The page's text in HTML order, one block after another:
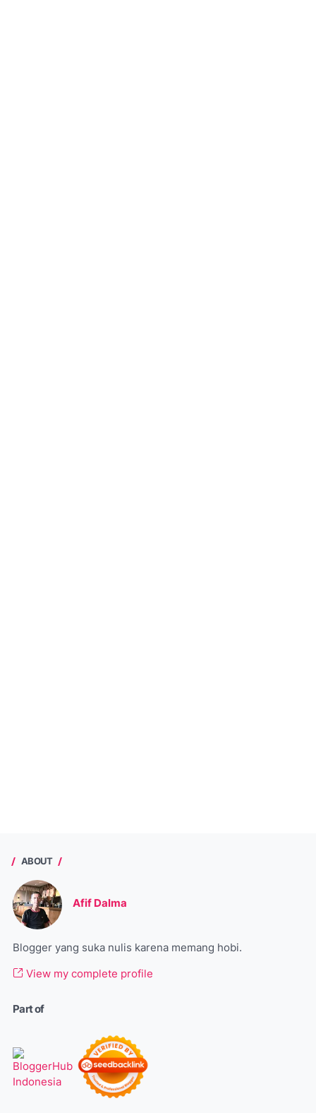
ABOUT
Afif Dalma
Blogger yang suka nulis karena memang hobi.
View my complete profile
Part of